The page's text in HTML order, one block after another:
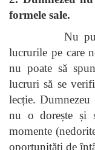
formele sale.
Nu putem
lucrurile pe care
nu poate să
lucruri să se
lecție.
nu o dorește și
momente
oportunități de